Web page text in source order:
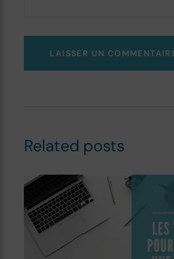
LAISSER UN
Related posts